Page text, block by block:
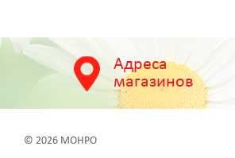
Адреса
магазинов
© 2026 МОНРО